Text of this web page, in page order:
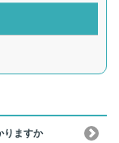
りますか